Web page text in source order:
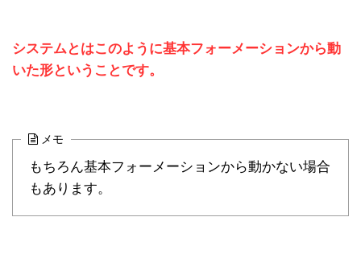
システムとはこのように基本フォーメーションから動
いた形ということです。
メモ
もちろん基本フォーメーションから動かない場合
もあります。